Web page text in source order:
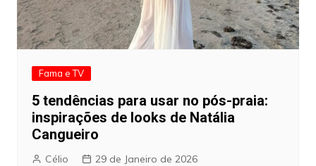
Fama e TV
5 tendências para usar no pós-praia:
inspirações de looks de Natália
Cangueiro
Célio 29 de Janeiro de 2026